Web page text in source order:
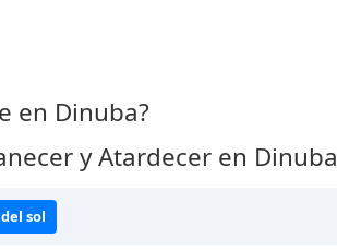
en Dinuba?
y Atardecer en Dinuba
sol